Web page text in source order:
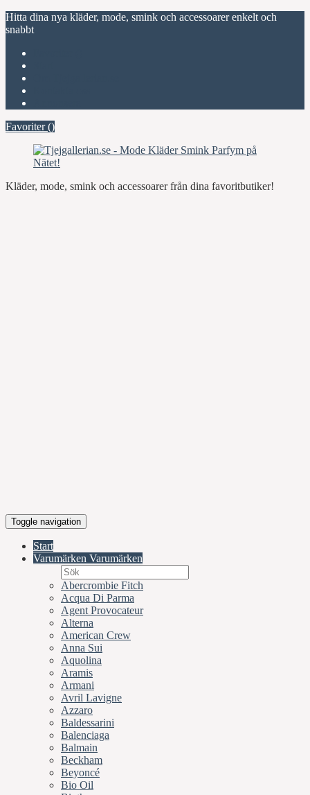
Hitta dina nya kläder, mode, smink och accessoarer enkelt och
snabbt
Favoriter ()
Kläder, mode, smink och accessoarer från dina favoritbutiker!
Toggle navigation
Start
Varumärken Varumärken
Abercrombie Fitch
Acqua Di Parma
Agent Provocateur
Alterna
American Crew
Anna Sui
Aquolina
Aramis
Armani
Avril Lavigne
Azzaro
Baldessarini
Balenciaga
Balmain
Beckham
Beyoncé
Bio Oil